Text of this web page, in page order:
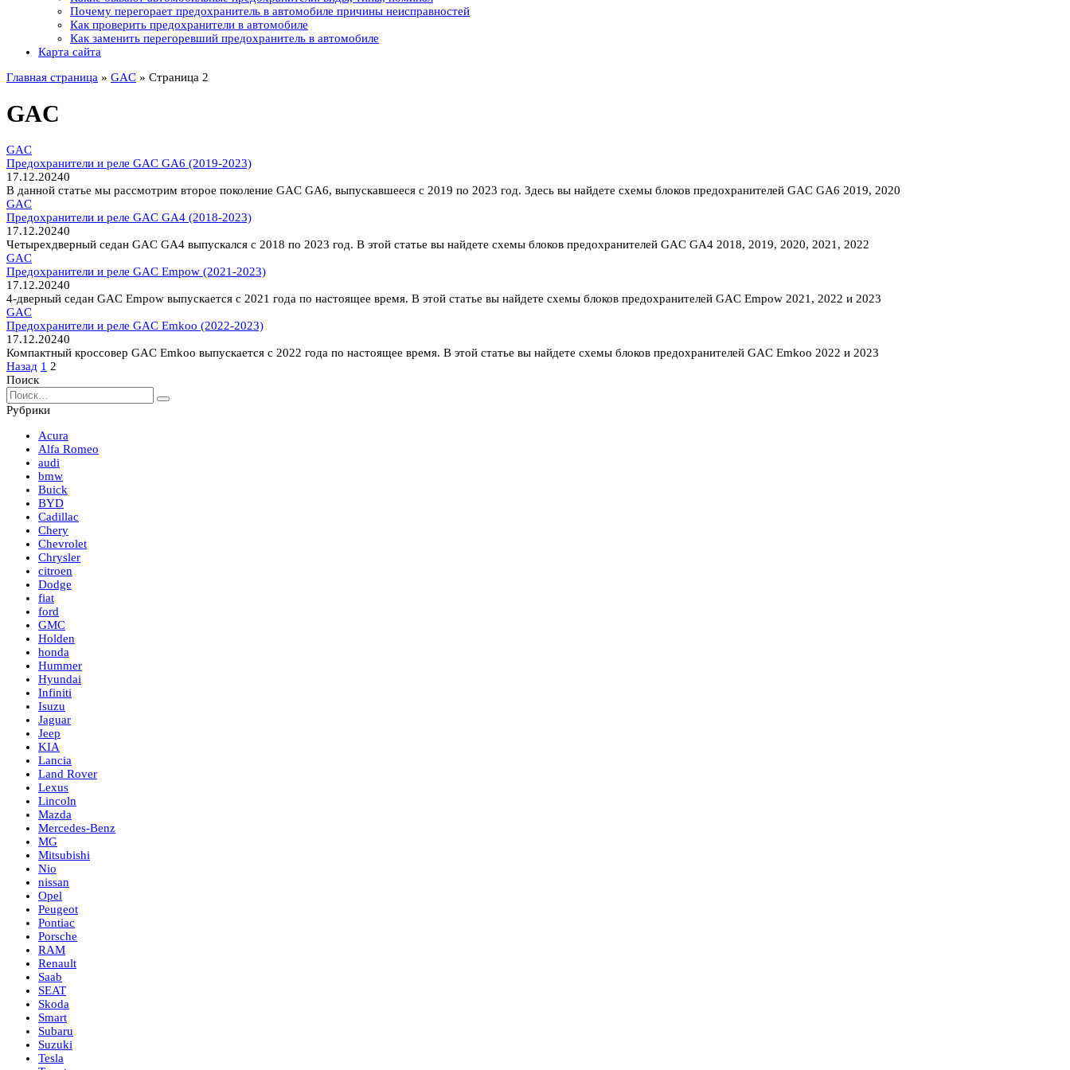
Почему перегорает предохранитель в автомобиле причины неисправностей
Как проверить предохранители в автомобиле
Как заменить перегоревший предохранитель в автомобиле
Карта сайта
Главная страница » GAC » Страница 2
GAC
GAC
Предохранители и реле GAC GA6 (2019-2023)
17.12.20240
В данной статье мы рассмотрим второе поколение GAC GA6, выпускавшееся с 2019 по 2023 год. Здесь вы найдете схемы блоков предохранителей GAC GA6 2019, 2020
GAC
Предохранители и реле GAC GA4 (2018-2023)
17.12.20240
Четырехдверный седан GAC GA4 выпускался с 2018 по 2023 год. В этой статье вы найдете схемы блоков предохранителей GAC GA4 2018, 2019, 2020, 2021, 2022
GAC
Предохранители и реле GAC Empow (2021-2023)
17.12.20240
4-дверный седан GAC Empow выпускается с 2021 года по настоящее время. В этой статье вы найдете схемы блоков предохранителей GAC Empow 2021, 2022 и 2023
GAC
Предохранители и реле GAC Emkoo (2022-2023)
17.12.20240
Компактный кроссовер GAC Emkoo выпускается с 2022 года по настоящее время. В этой статье вы найдете схемы блоков предохранителей GAC Emkoo 2022 и 2023
Пагинация
записей
Назад 1 2
Поиск
Search
for:
Рубрики
Acura
Alfa Romeo
audi
bmw
Buick
BYD
Cadillac
Chery
Chevrolet
Chrysler
citroen
Dodge
fiat
ford
GMC
Holden
honda
Hummer
Hyundai
Infiniti
Isuzu
Jaguar
Jeep
KIA
Lancia
Land Rover
Lexus
Lincoln
Mazda
Mercedes-Benz
MG
Mitsubishi
Nio
nissan
Opel
Peugeot
Pontiac
Porsche
RAM
Renault
Saab
SEAT
Skoda
Smart
Subaru
Suzuki
Tesla